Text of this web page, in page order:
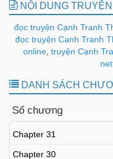
NỘI DUNG TRUYỆN
đọc truyện Cạnh Tranh
đọc truyện Cạnh Tranh
online, truyện Cạnh
DANH SÁCH
Số chương
Chapter 31
Chapter 30